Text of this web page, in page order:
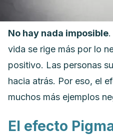
No hay nada imposible
vida se rige más por lo
positivo. Las personas
hacia atrás. Por eso, el
muchos más ejemplos
El efecto